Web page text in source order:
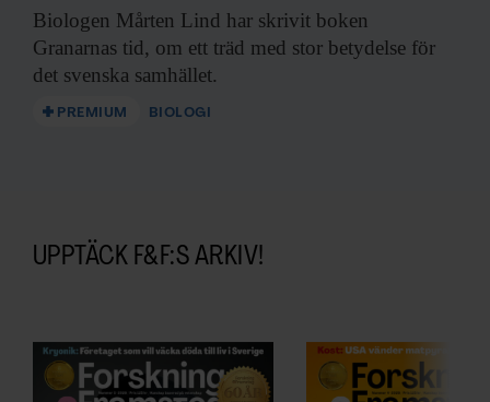
Biologen Mårten Lind har skrivit boken
Granarnas tid, om ett träd med stor betydelse för
det svenska samhället.
PREMIUM BIOLOGI
UPPTÄCK F&F:S ARKIV!